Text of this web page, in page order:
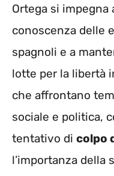
Ortega si impegna
conoscenza delle
spagnoli e a
lotte per la libertà
che affrontano
sociale e politica,
tentativo di colpo
l’importanza della